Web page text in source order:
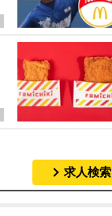
求人検索